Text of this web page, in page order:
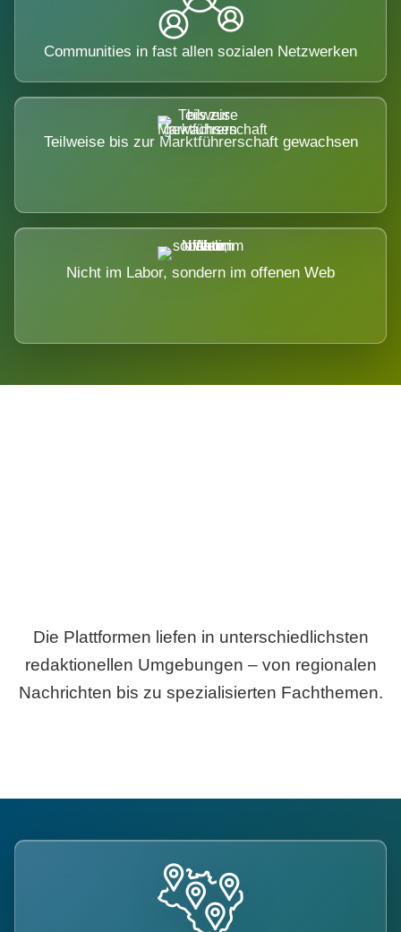
Communities in fast allen sozialen Netzwerken
Teilweise bis zur Marktführerschaft gewachsen
Nicht im Labor, sondern im offenen Web
Die Plattformen liefen in unterschiedlichsten
redaktionellen Umgebungen – von regionalen
Nachrichten bis zu spezialisierten Fachthemen.